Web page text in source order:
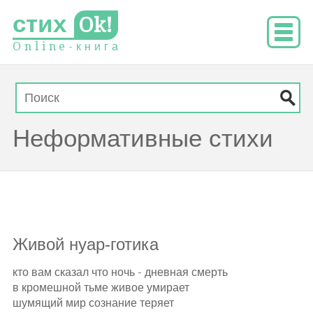
стих Ok!
O n l i n e - к н и г а
Неформативные стихи
Живой нуар-готика
кто вам сказал что ночь - дневная смерть
в кромешной тьме живое умирает
шумящий мир сознание теряет